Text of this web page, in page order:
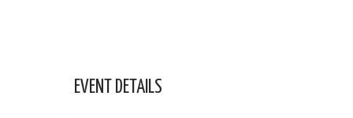
EVENT DETAILS